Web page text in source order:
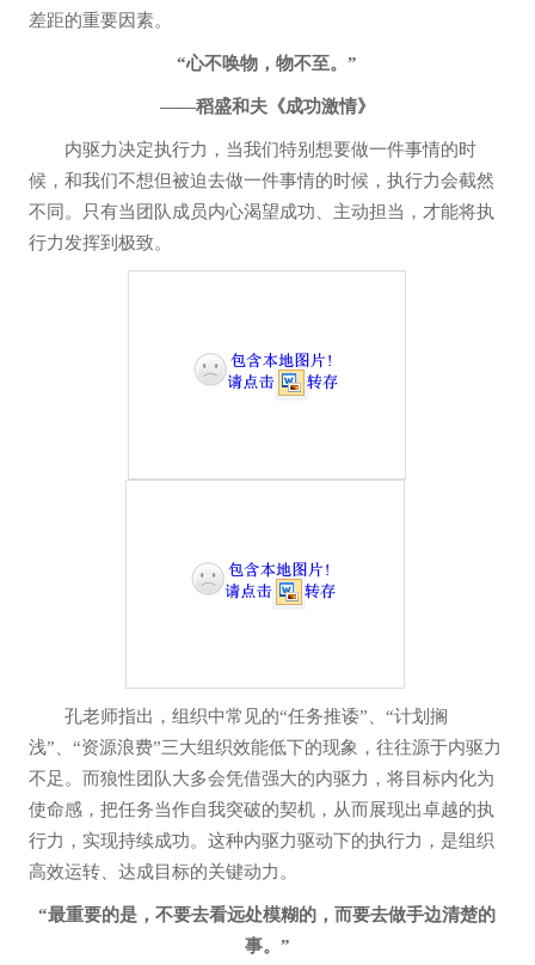
差距的重要因素。
“心不唤物，物不至。”
——稻盛和夫《成功激情》
内驱力决定执行力，当我们特别想要做一件事情的时
候，和我们不想但被迫去做一件事情的时候，执行力会截然
不同。只有当团队成员内心渴望成功、主动担当，才能将执
行力发挥到极致。
孔老师指出，组织中常见的“任务推诿”、“计划搁
浅”、“资源浪费”三大组织效能低下的现象，往往源于内驱力
不足。而狼性团队大多会凭借强大的内驱力，将目标内化为
使命感，把任务当作自我突破的契机，从而展现出卓越的执
行力，实现持续成功。这种内驱力驱动下的执行力，是组织
高效运转、达成目标的关键动力。
“最重要的是，不要去看远处模糊的，而要去做手边清楚的
事。”